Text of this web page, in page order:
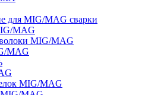
для MIG/MAG сварки
MAG
MIG/MAG
MAG
MIG/MAG